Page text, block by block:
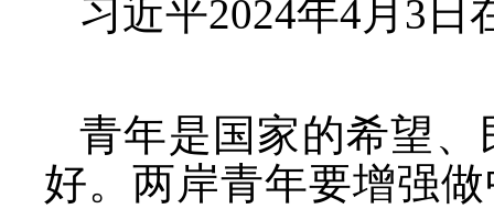
习近平2024年4月3日
青年是国家的希望
好。两岸青年要增强